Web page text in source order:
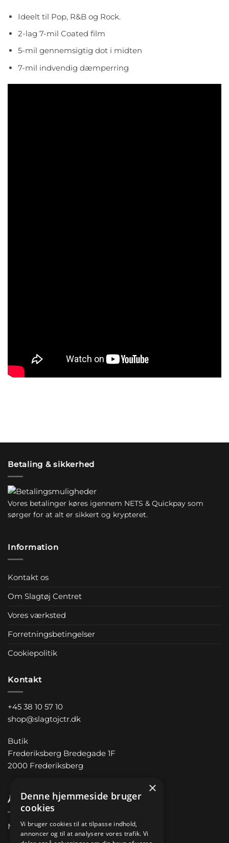
Ideelt til Pop, R&B og Rock.
2-lag 7-mil Coated film
5-mil gennemsigtig dot i midten
7-mil indvendig dæmperring
Betaling & sikkerhed
Vores betalinger køres igennem NETS & Quickpay som
sørger for at alt er sikkert og krypteret.
Information
Kontakt os
Om Slagtøj Centret
Vores værksted
Forretningsbetingelser
Cookiepolitik
Kontakt
+45 38 10 57 10
shop@slagtojctr.dk
Butik
Frederiksberg Bredegade 1F
2000 Frederiksberg
Åbningstider
Man-Fre 11.00 – 18.00
×
Denne hjemmeside bruger
cookies
Vi bruger cookies til at tilpasse indhold,
annoncer og til at analysere vores trafik. Vi